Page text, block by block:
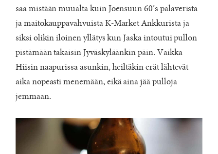
saa mistään muualta kuin Joensuun 60’s palaverista
ja maitokauppavahvuista K-Market Ankkurista ja
siksi olikin iloinen yllätys kun Jaska intoutui pullon
pistämään takaisin Jyväskyläänkin päin. Vaikka
Hiisin naapurissa asunkin, heiltäkin erät lähtevät
aika nopeasti menemään, eikä aina jää pulloja
jemmaan.